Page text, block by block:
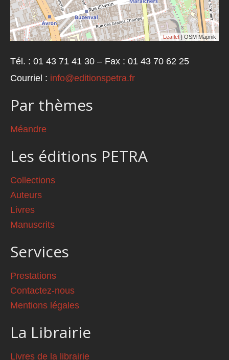
Leaflet | OSM Mapnik
Tél. : 01 43 71 41 30 – Fax : 01 43 70 62 25
Courriel : info@editionspetra.fr
Par thèmes
Méandre
Les éditions PETRA
Collections
Auteurs
Livres
Manuscrits
Services
Prestations
Contactez-nous
Mentions légales
La Librairie
Livres de la librairie